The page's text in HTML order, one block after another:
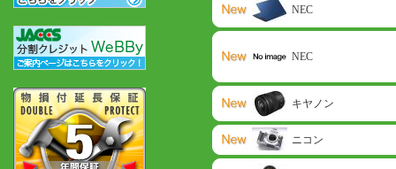
NEC
NEC
キヤノン
ニコン